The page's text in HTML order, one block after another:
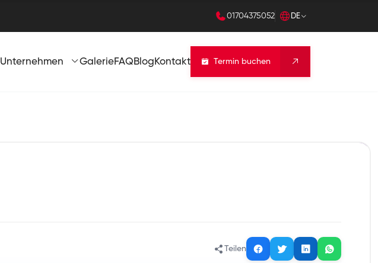
01704375052 DE
Unternehmen GalerieFAQBlog Kontakt Termin buchen
Teilen